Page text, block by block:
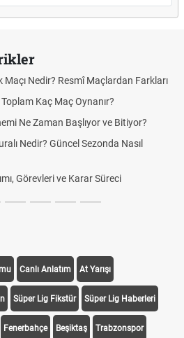
Maçı Nedir? Resmî Maçlardan Farkları
Kaç Maç Oynanır?
Ne Zaman Başlıyor ve Bitiyor?
Nedir? Güncel Sezonda Nasıl
Görevleri ve Karar Süreci
Canlı Anlatım At Yarışı
Süper Lig Fikstür Süper Lig Haberleri
Fenerbahçe Beşiktaş Trabzonspor